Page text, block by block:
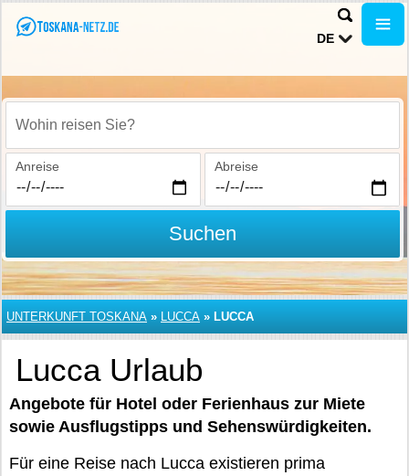
DE
Wohin reisen Sie?
Anreise Abreise
Suchen
UNTERKUNFT TOSKANA » LUCCA » LUCCA
Lucca Urlaub
Angebote für Hotel oder Ferienhaus zur Miete
sowie Ausflugstipps und Sehenswürdigkeiten.
Für eine Reise nach Lucca existieren prima